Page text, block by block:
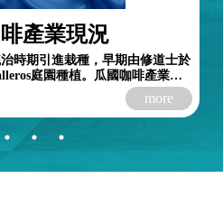
產業現況
時期引進栽種，早期由修道士於
庭園種植。瓜國咖啡產業自
more